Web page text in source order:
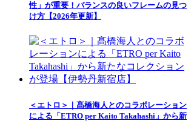
性」が重要！バランスの良いフレームの見つ
け方【2026年更新】
＜エトロ＞｜髙橋海人とのコラボレーション
による「ETRO per Kaito Takahashi」から新